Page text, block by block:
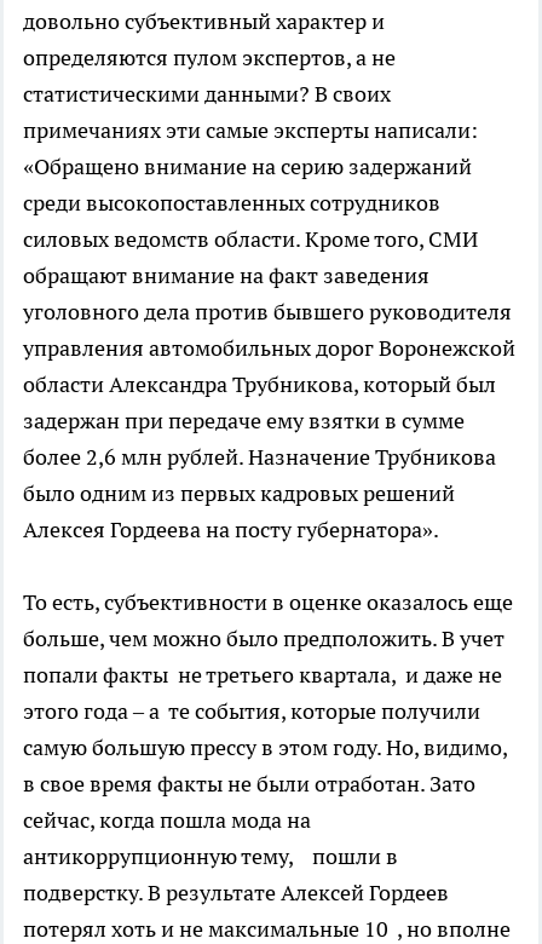
довольно субъективный характер и
определяются пулом экспертов, а не
статистическими данными? В своих
примечаниях эти самые эксперты написали:
«Обращено внимание на серию задержаний
среди высокопоставленных сотрудников
силовых ведомств области. Кроме того, СМИ
обращают внимание на факт заведения
уголовного дела против бывшего руководителя
управления автомобильных дорог Воронежской
области Александра Трубникова, который был
задержан при передаче ему взятки в сумме
более 2,6 млн рублей. Назначение Трубникова
было одним из первых кадровых решений
Алексея Гордеева на посту губернатора».
То есть, субъективности в оценке оказалось еще
больше, чем можно было предположить. В учет
попали факты не третьего квартала, и даже не
этого года – а те события, которые получили
самую большую прессу в этом году. Но, видимо,
в свое время факты не были отработан. Зато
сейчас, когда пошла мода на
антикоррупционную тему, пошли в
подверстку. В результате Алексей Гордеев
потерял хоть и не максимальные 10 , но вполне